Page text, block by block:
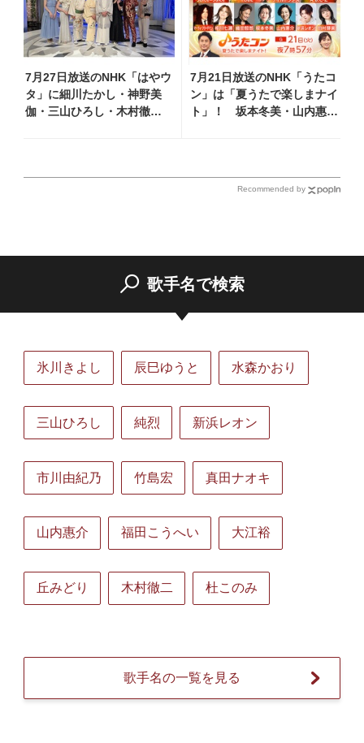
7月27日放送のNHK「はやウ
タ」に細川たかし・神野美
伽・三山ひろし・木村徹
7月21日放送のNHK「うたコ
ン」は「夏うたで楽しまナイ
ト」！ 坂本冬美・山内惠
Recommended by
歌手名で検索
氷川きよし 辰巳ゆうと 水森かおり
三山ひろし 純烈 新浜レオン
市川由紀乃 竹島宏 真田ナオキ
山内惠介 福田こうへい 大江裕
丘みどり 木村徹二 杜このみ
歌手名の一覧を見る